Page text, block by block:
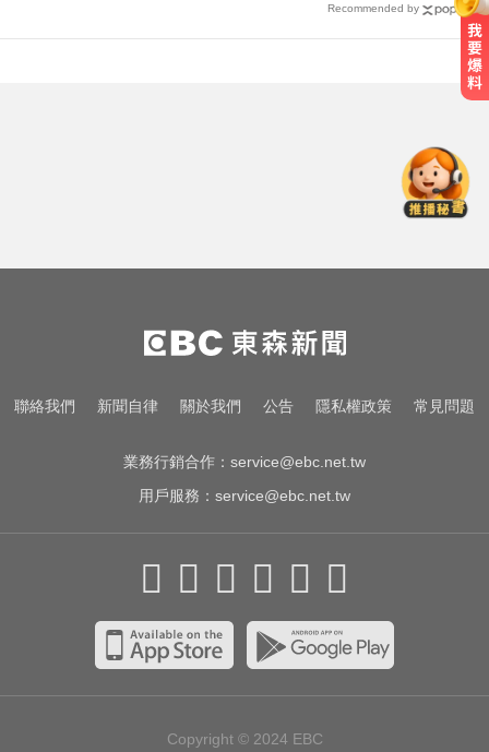
Recommended by
球！為統一獅女孩日揭幕
資深歌手「小秦漢」張海漢辭世享
壽68歲 好友證實噩耗
一變天膝蓋就發癢？李祖寧自曝半
聯絡我們 新聞自律 關於我們 公告 隱私權政策 常見問題
業務行銷合作： service@ebc.net.tw
用戶服務： service@ebc.net.tw
Copyright © 2024 EBC